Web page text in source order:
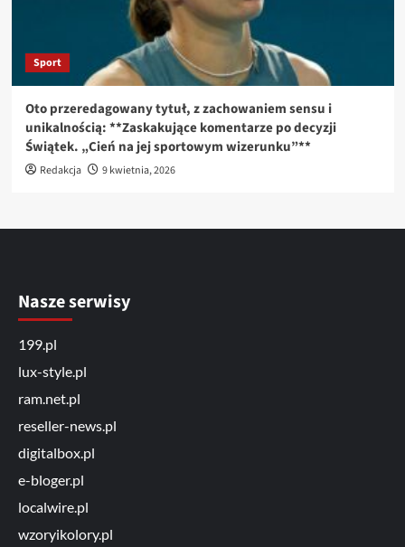
Sport
Oto przeredagowany tytuł, z zachowaniem sensu i
unikalnością: **Zaskakujące komentarze po decyzji
Świątek. „Cień na jej sportowym wizerunku”**
Redakcja 9 kwietnia, 2026
Nasze serwisy
199.pl
lux-style.pl
ram.net.pl
reseller-news.pl
digitalbox.pl
e-bloger.pl
localwire.pl
wzoryikolory.pl